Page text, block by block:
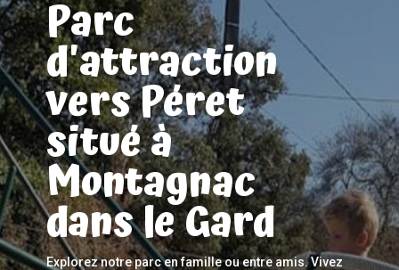
Parc
d'attraction
vers Péret
situé à
Montagnac
dans le Gard
Explorez notre parc en famille ou entre amis. Vivez